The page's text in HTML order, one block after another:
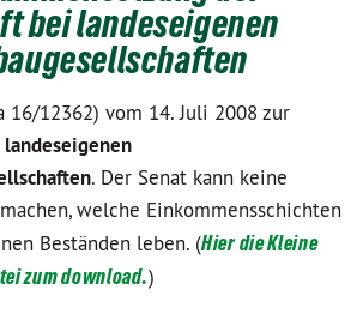
bei landeseigenen
16/12362) vom 14. Juli 2008 zur
. Der Senat kann keine
welche Einkommensschichten
Beständen leben. (Hier die Kleine
zum download.)